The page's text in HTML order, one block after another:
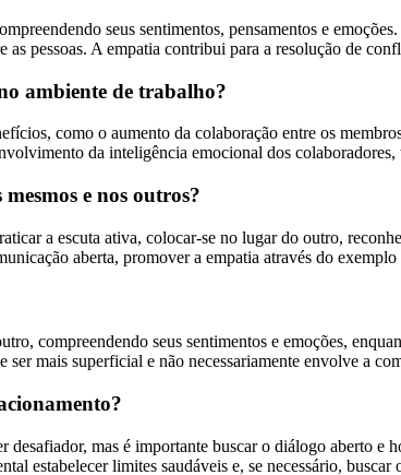
seus sentimentos, pensamentos e
as pessoas. A empatia contribui para a resolução de
ambiente de trabalho?
como o aumento da colaboração entre os
da inteligência emocional dos
e nos outros?
a escuta ativa, colocar-se no lugar do outro,
aberta, promover a empatia através do
compreendendo seus sentimentos e emoções,
mais superficial e não necessariamente envolve a
mas é importante buscar o diálogo aberto e
estabelecer limites saudáveis e, se necessário,